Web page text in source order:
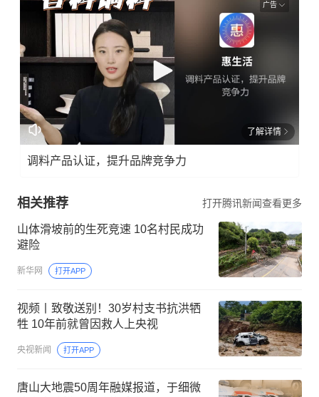
广告
了解详情
调料产品认证，提升品牌竞争力
相关推荐 打开腾讯新闻查看更多
山体滑坡前的生死竞速 10名村民成功
避险
新华网 打开APP
视频丨致敬送别！30岁村支书抗洪牺
牲 10年前就曾因救人上央视
央视新闻 打开APP
唐山大地震50周年融媒报道，于细微